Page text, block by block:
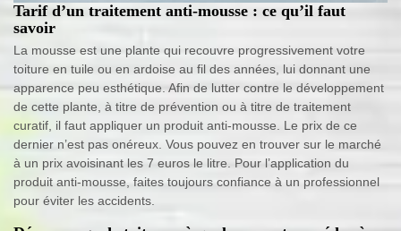
Tarif d’un traitement anti-mousse : ce qu’il faut
savoir
La mousse est une plante qui recouvre progressivement votre
toiture en tuile ou en ardoise au fil des années, lui donnant une
apparence peu esthétique. Afin de lutter contre le développement
de cette plante, à titre de prévention ou à titre de traitement
curatif, il faut appliquer un produit anti-mousse. Le prix de ce
dernier n’est pas onéreux. Vous pouvez en trouver sur le marché
à un prix avoisinant les 7 euros le litre. Pour l’application du
produit anti-mousse, faites toujours confiance à un professionnel
pour éviter les accidents.